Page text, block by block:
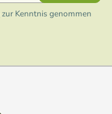
zur Kenntnis genommen